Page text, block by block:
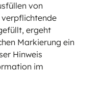
von
verpflichtende
ergeht
Markierung ein
Hinweis
im